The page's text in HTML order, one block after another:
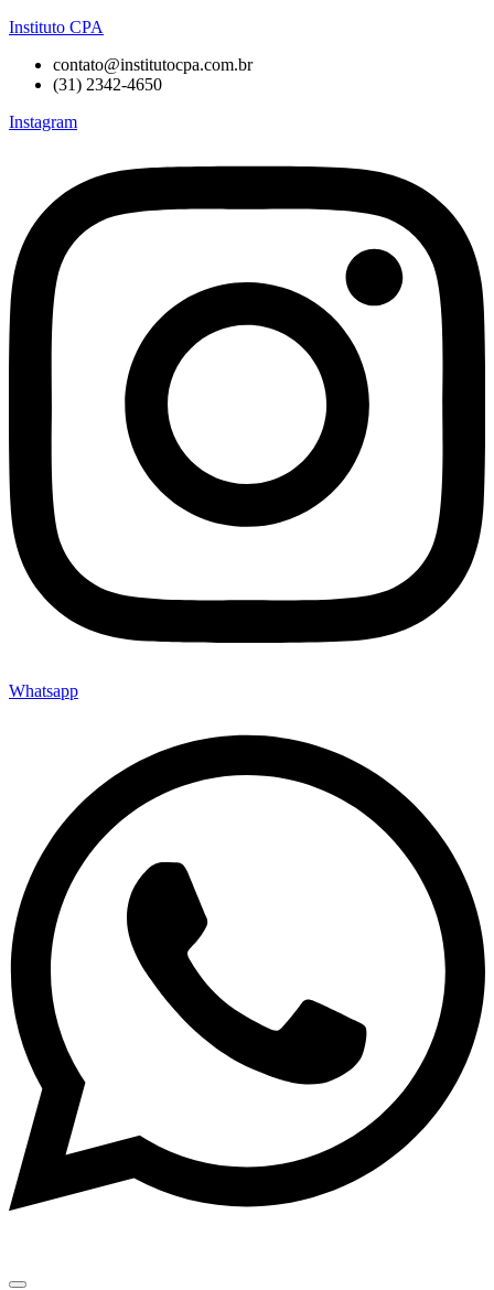
Instituto CPA
contato@institutocpa.com.br
(31) 2342-4650
Instagram
Whatsapp